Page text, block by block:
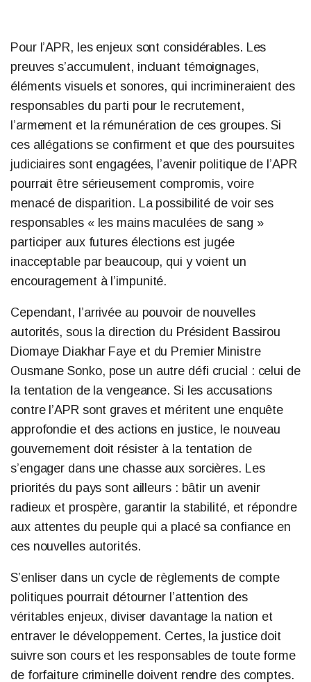
Pour l’APR, les enjeux sont considérables. Les
preuves s’accumulent, incluant témoignages,
éléments visuels et sonores, qui incrimineraient des
responsables du parti pour le recrutement,
l’armement et la rémunération de ces groupes. Si
ces allégations se confirment et que des poursuites
judiciaires sont engagées, l’avenir politique de l’APR
pourrait être sérieusement compromis, voire
menacé de disparition. La possibilité de voir ses
responsables « les mains maculées de sang »
participer aux futures élections est jugée
inacceptable par beaucoup, qui y voient un
encouragement à l’impunité.
Cependant, l’arrivée au pouvoir de nouvelles
autorités, sous la direction du Président Bassirou
Diomaye Diakhar Faye et du Premier Ministre
Ousmane Sonko, pose un autre défi crucial : celui de
la tentation de la vengeance. Si les accusations
contre l’APR sont graves et méritent une enquête
approfondie et des actions en justice, le nouveau
gouvernement doit résister à la tentation de
s’engager dans une chasse aux sorcières. Les
priorités du pays sont ailleurs : bâtir un avenir
radieux et prospère, garantir la stabilité, et répondre
aux attentes du peuple qui a placé sa confiance en
ces nouvelles autorités.
S’enliser dans un cycle de règlements de compte
politiques pourrait détourner l’attention des
véritables enjeux, diviser davantage la nation et
entraver le développement. Certes, la justice doit
suivre son cours et les responsables de toute forme
de forfaiture criminelle doivent rendre des comptes.